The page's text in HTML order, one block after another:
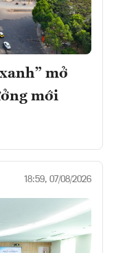
mở
mới
18:59, 07/08/2026